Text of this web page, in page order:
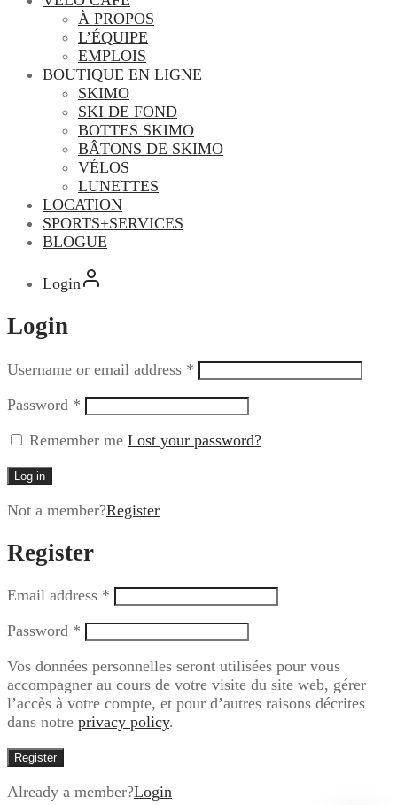
À PROPOS
L’ÉQUIPE
EMPLOIS
BOUTIQUE EN LIGNE
SKIMO
SKI DE FOND
BOTTES SKIMO
BÂTONS DE SKIMO
VÉLOS
LUNETTES
LOCATION
SPORTS+SERVICES
BLOGUE
Login
Login
Username or email address *
Password *
Remember me Lost your password?
Log in
Not a member?Register
Register
Email address *
Password *
Vos données personnelles seront utilisées pour vous
accompagner au cours de votre visite du site web, gérer
l’accès à votre compte, et pour d’autres raisons décrites
dans notre privacy policy.
Register
Already a member?Login